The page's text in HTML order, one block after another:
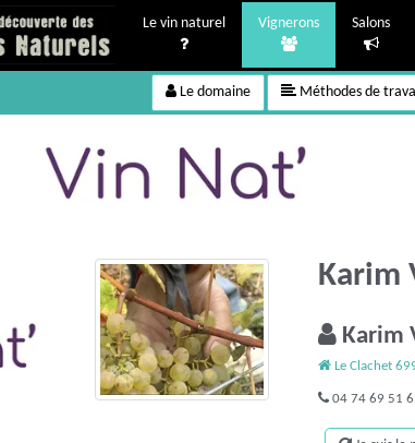
Le vin naturel Vignerons Salons
Le domaine Méthodes de
Karim
Karim
Le Clachet
04 74 69 51